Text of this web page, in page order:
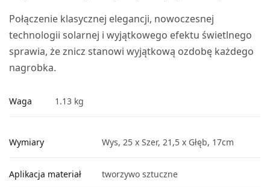
Połączenie klasycznej elegancji, nowoczesnej
technologii solarnej i wyjątkowego efektu świetlnego
sprawia, że znicz stanowi wyjątkową ozdobę każdego
nagrobka.
Waga 1.13 kg
Wymiary Wys, 25 x Szer, 21,5 x Głęb, 17cm
Aplikacja materiał tworzywo sztuczne